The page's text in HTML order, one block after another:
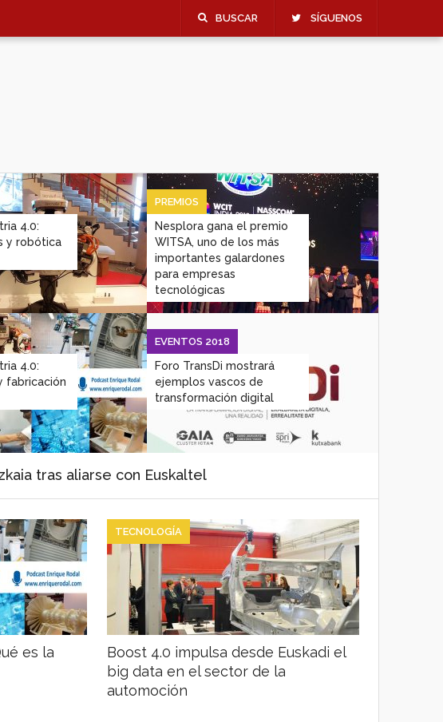
BUSCAR SÍGUENOS
4.0:
y robótica
PREMIOS
Nesplora gana el premio
WITSA, uno de los más
importantes galardones
para empresas
tecnológicas
4.0:
fabricación
EVENTOS 2018
Foro TransDi mostrará
ejemplos vascos de
transformación digital
tras aliarse con Euskaltel
es la
TECNOLOGÍA
Boost 4.0 impulsa desde Euskadi el
big data en el sector de la
automoción